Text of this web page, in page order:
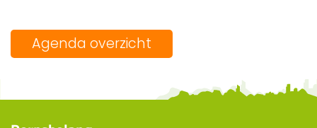
Agenda overzicht